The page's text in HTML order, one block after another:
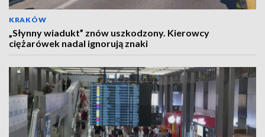
KRAKÓW
„Słynny wiadukt” znów uszkodzony. Kierowcy
ciężarówek nadal ignorują znaki